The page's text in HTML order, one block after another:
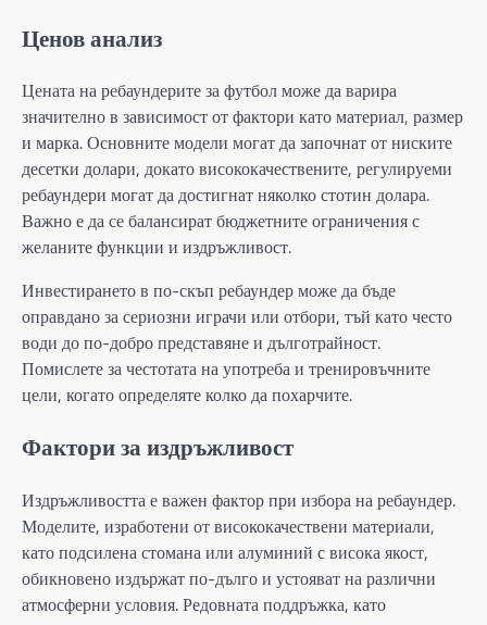
Ценов анализ
Цената на ребаундерите за футбол може да варира
значително в зависимост от фактори като материал, размер
и марка. Основните модели могат да започнат от ниските
десетки долари, докато висококачествените, регулируеми
ребаундери могат да достигнат няколко стотин долара.
Важно е да се балансират бюджетните ограничения с
желаните функции и издръжливост.
Инвестирането в по-скъп ребаундер може да бъде
оправдано за сериозни играчи или отбори, тъй като често
води до по-добро представяне и дълготрайност.
Помислете за честотата на употреба и тренировъчните
цели, когато определяте колко да похарчите.
Фактори за издръжливост
Издръжливостта е важен фактор при избора на ребаундер.
Моделите, изработени от висококачествени материали,
като подсилена стомана или алуминий с висока якост,
обикновено издържат по-дълго и устояват на различни
атмосферни условия. Редовната поддръжка, като